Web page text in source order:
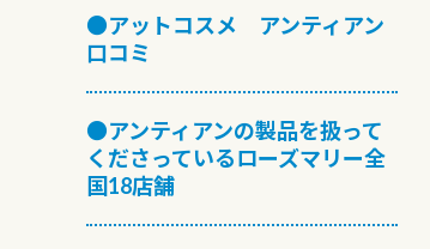
●アットコスメ アンティアン
口コミ
●アンティアンの製品を扱って
くださっているローズマリー全
国18店舗